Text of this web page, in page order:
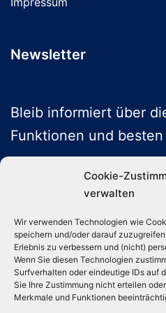
Cookie-
verwalten
Wir verwenden Technologien wie
speichern und/oder darauf
Erlebnis zu verbessern und (nicht)
Wenn Sie diesen Technologien
Surfverhalten oder eindeutige IDs auf
Sie Ihre Zustimmung nicht erteilen
Merkmale und Funktionen
Newsletter
Bleib informiert über
Funktionen und
ABONNIEREN
Folge uns auf Social